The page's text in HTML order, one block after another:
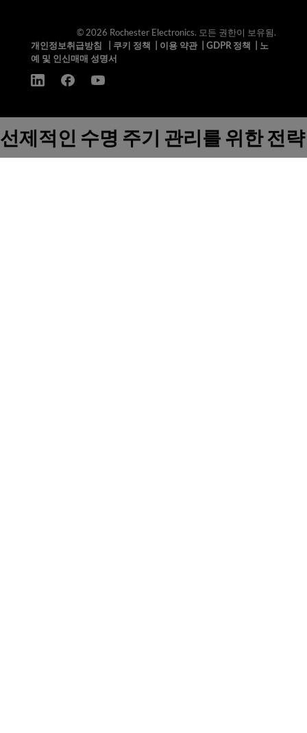
© 2026 Rochester Electronics. 모든 권한이 보유됨.
개인정보취급방침
쿠키 정책 이용 약관| GDPR 정책
노
예 및 인신매매 성명서
선제적인 수명 주기 관리를 위한 전략